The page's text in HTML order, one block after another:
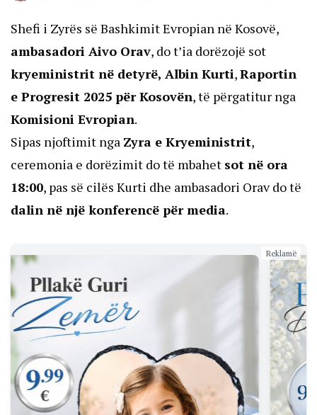
Shefi i Zyrës së Bashkimit Evropian në Kosovë,
ambasadori Aivo Orav, do t’ia dorëzojë sot
kryeministrit në detyrë, Albin Kurti,Raportin
e Progresit 2025 për Kosovën, të përgatitur nga
Komisioni Evropian.
Sipas njoftimit nga Zyra e Kryeministrit,
ceremonia e dorëzimit do të mbahet sot në ora
18:00, pas së cilës Kurti dhe ambasadori Orav do të
dalin në një konferencë për media.
Reklamë